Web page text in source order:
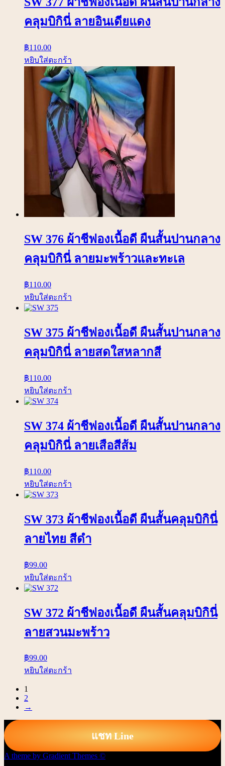
คลุมบิกินี่ ลายอินเดียแดง
฿110.00
หยิบใส่ตะกร้า
SW 376 ผ้าชีฟองเนื้อดี ผืนสั้นปานกลาง
คลุมบิกินี่ ลายมะพร้าวและทะเล
฿110.00
หยิบใส่ตะกร้า
SW 375 ผ้าชีฟองเนื้อดี ผืนสั้นปานกลาง
คลุมบิกินี่ ลายสดใสหลากสี
฿110.00
หยิบใส่ตะกร้า
SW 374 ผ้าชีฟองเนื้อดี ผืนสั้นปานกลาง
คลุมบิกินี่ ลายเสือสีส้ม
฿110.00
หยิบใส่ตะกร้า
SW 373 ผ้าชีฟองเนื้อดี ผืนสั้นคลุมบิกินี่
ลายไทย สีดำ
฿99.00
หยิบใส่ตะกร้า
SW 372 ผ้าชีฟองเนื้อดี ผืนสั้นคลุมบิกินี่
ลายสวนมะพร้าว
฿99.00
หยิบใส่ตะกร้า
1
2
→
แชท Line
A theme by Gradient Themes ©